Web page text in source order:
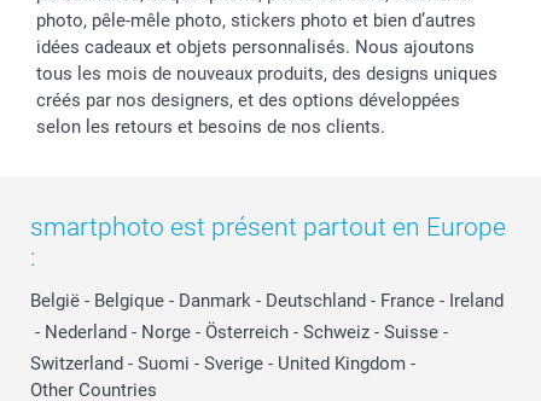
photo, pêle-mêle photo, stickers photo et bien d’autres
idées cadeaux et objets personnalisés. Nous ajoutons
tous les mois de nouveaux produits, des designs uniques
créés par nos designers, et des options développées
selon les retours et besoins de nos clients.
smartphoto est présent partout en Europe
:
België - Belgique - Danmark - Deutschland - France - Ireland
- Nederland - Norge - Österreich - Schweiz - Suisse -
Switzerland - Suomi - Sverige - United Kingdom -
Other Countries